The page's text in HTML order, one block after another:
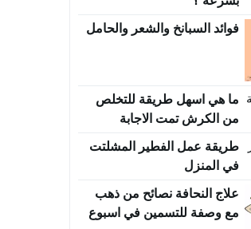
فوائد السبانخ والشعر والحامل
ما هي اسهل طريقة للتخلص
من الكرش تمت الاجابة
طريقة عمل الفطير المشلتت
في المنزل
علاج النحافة نصائح من ذهب
مع وصفة للتسمين في اسبوع